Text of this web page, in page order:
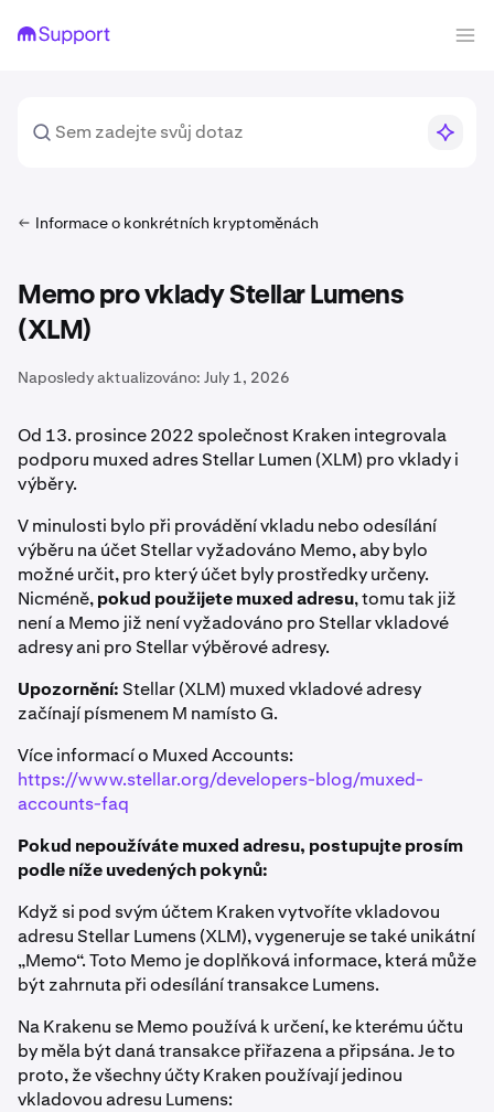
Informace o konkrétních kryptoměnách
Memo pro vklady Stellar Lumens
(XLM)
Naposledy aktualizováno: July 1, 2026
Od 13. prosince 2022 společnost Kraken integrovala
podporu muxed adres Stellar Lumen (XLM) pro vklady i
výběry.
V minulosti bylo při provádění vkladu nebo odesílání
výběru na účet Stellar vyžadováno Memo, aby bylo
možné určit, pro který účet byly prostředky určeny.
Nicméně,pokud použijete muxed adresu, tomu tak již
není a Memo již není vyžadováno pro Stellar vkladové
adresy ani pro Stellar výběrové adresy.
Upozornění:Stellar (XLM) muxed vkladové adresy
začínají písmenem M namísto G.
Více informací o Muxed Accounts:
https://www.stellar.org/developers-blog/muxed-
accounts-faq
Pokud nepoužíváte muxed adresu, postupujte prosím
podle níže uvedených pokynů:
Když si pod svým účtem Kraken vytvoříte vkladovou
adresu Stellar Lumens (XLM), vygeneruje se také unikátní
„Memo“. Toto Memo je doplňková informace, která může
být zahrnuta při odesílání transakce Lumens.
Na Krakenu se Memo používá k určení, ke kterému účtu
by měla být daná transakce přiřazena a připsána. Je to
proto, že všechny účty Kraken používají jedinou
vkladovou adresu Lumens: